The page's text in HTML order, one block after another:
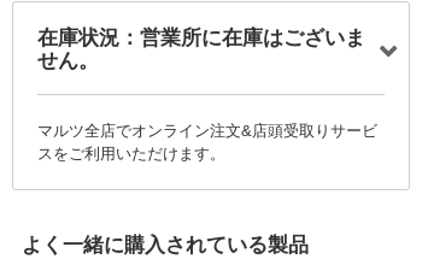
在庫状況：営業所に在庫はございま
せん。
マルツ全店でオンライン注文&店頭受取りサービ
スをご利用いただけます。
よく一緒に購入されている製品